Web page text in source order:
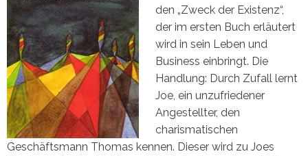
den „Zweck der Existenz“,
der im ersten Buch erläutert
wird in sein Leben und
Business einbringt. Die
Handlung: Durch Zufall lernt
Joe, ein unzufriedener
Angestellter, den
charismatischen
Geschäftsmann Thomas kennen. Dieser wird zu Joes